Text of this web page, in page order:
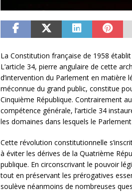
La Constitution française de 1958
L’article 34, pierre angulaire de cette
d’intervention du Parlement en
méconnue du grand public, constitue
Cinquième République. Contrairement
compétence générale, l’article 34
les domaines dans lesquels le
Cette révolution constitutionnelle
à éviter les dérives de la Quatrième
publique. En circonscrivant le pouvoir
tout en préservant les prérogatives
soulève néanmoins de nombreuses